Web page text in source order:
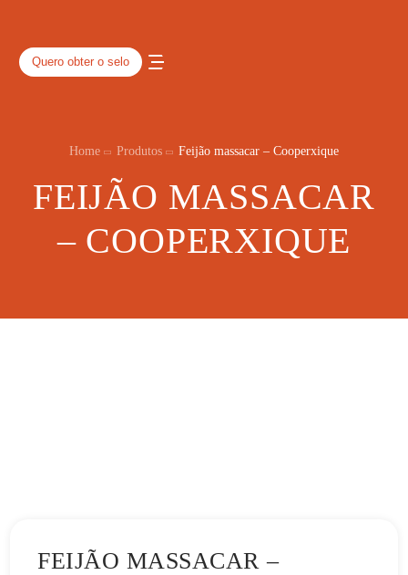
Quero obter o selo
Home Produtos Feijão massacar – Cooperxique
FEIJÃO MASSACAR
– COOPERXIQUE
FEIJÃO MASSACAR –